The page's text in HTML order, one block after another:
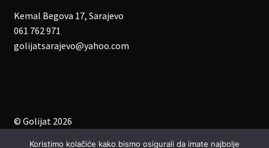
Kemal Begova 17, Sarajevo
061 762 971
golijatsarajevo@yahoo.com
© Golijat 2026
Koristimo kolačiće kako bismo osigurali da imate najbolje